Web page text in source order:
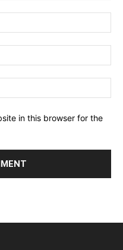
in this browser for the